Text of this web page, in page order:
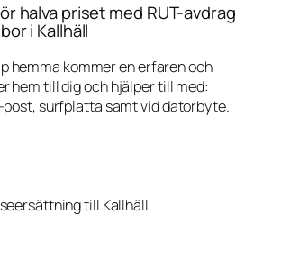
halva priset med RUT-avdrag
i Kallhäll
hemma kommer en erfaren och
hem till dig och hjälper till med:
surfplatta samt vid datorbyte.
till Kallhäll